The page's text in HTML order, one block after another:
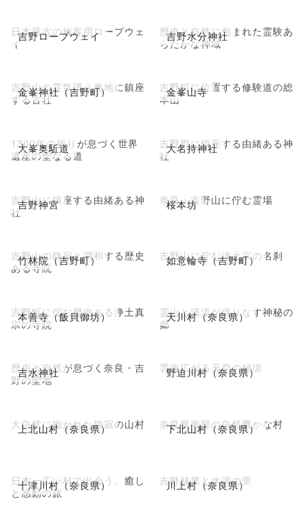
吉野ロープウェイ
日本最古の旅客用ロープウェ
イ
吉野水分神社
歴史と自然に包まれた霊験あ
らたかな神域
金峯神社（吉野町）
吉野山の霊気漂う奥地に鎮座
する古社
金峯山寺
吉野町に位置する修験道の総
本山
大峯奥駈道
1300年の祈りが息づく世界
遺産の聖なる道
大名持神社
吉野郡に鎮座する由緒ある神
社
吉野神宮
吉野山に鎮座する由緒ある神
社
桜本坊
奈良・吉野山に佇む霊場
竹林院（吉野町）
吉野山の静寂と調和する歴史
ある寺院
如意輪寺（吉野町）
吉野山に佇む浄土宗の名刹
本善寺（飯貝御坊）
吉野町に佇む歴史ある浄土真
宗の寺院
天川村（奈良県）
霊山と清流が織りなす神秘の
郷
吉水神社
歴史と自然が息づく奈良・吉
野の聖地
野迫川村（奈良県）
雲海広がる天空の秘境
上北山村（奈良県）
大自然に抱かれた静寂の山村 下北山村（奈良県）
奈良県南部の自然豊かな村
十津川村（奈良県）
日本一広い村で出会う、癒し
と感動の旅
川上村（奈良県）
吉野林業と水源の里